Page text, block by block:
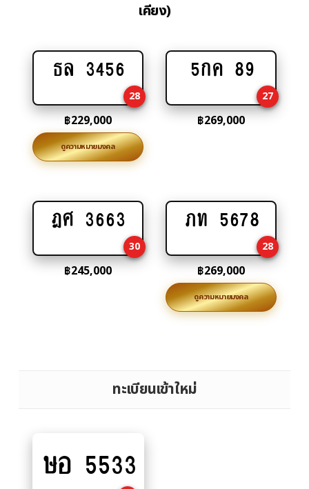
เคียง)
Add
cart
ธล 3456
28
฿229,000
ดูความหมายมงคล
Add
cart
5กค 89
27
฿269,000
Add
cart
ฎศ 3663
30
฿245,000
Add
cart
ภท 5678
28
฿269,000
ดูความหมายมงคล
ทะเบียนเข้าใหม่
to
ษอ 5533